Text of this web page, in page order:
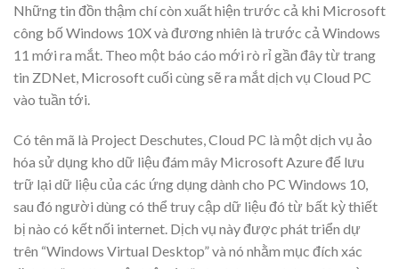
Những tin đồn thậm chí còn xuất hiện trước cả khi Microsoft
công bố Windows 10X và đương nhiên là trước cả Windows
11 mới ra mắt. Theo một báo cáo mới rò rỉ gần đây từ trang
tin ZDNet, Microsoft cuối cùng sẽ ra mắt dịch vụ Cloud PC
vào tuần tới.
Có tên mã là Project Deschutes, Cloud PC là một dịch vụ ảo
hóa sử dụng kho dữ liệu đám mây Microsoft Azure để lưu
trữ lại dữ liệu của các ứng dụng dành cho PC Windows 10,
sau đó người dùng có thể truy cập dữ liệu đó từ bất kỳ thiết
bị nào có kết nối internet. Dịch vụ này được phát triển dự
trên “Windows Virtual Desktop” và nó nhằm mục đích xác